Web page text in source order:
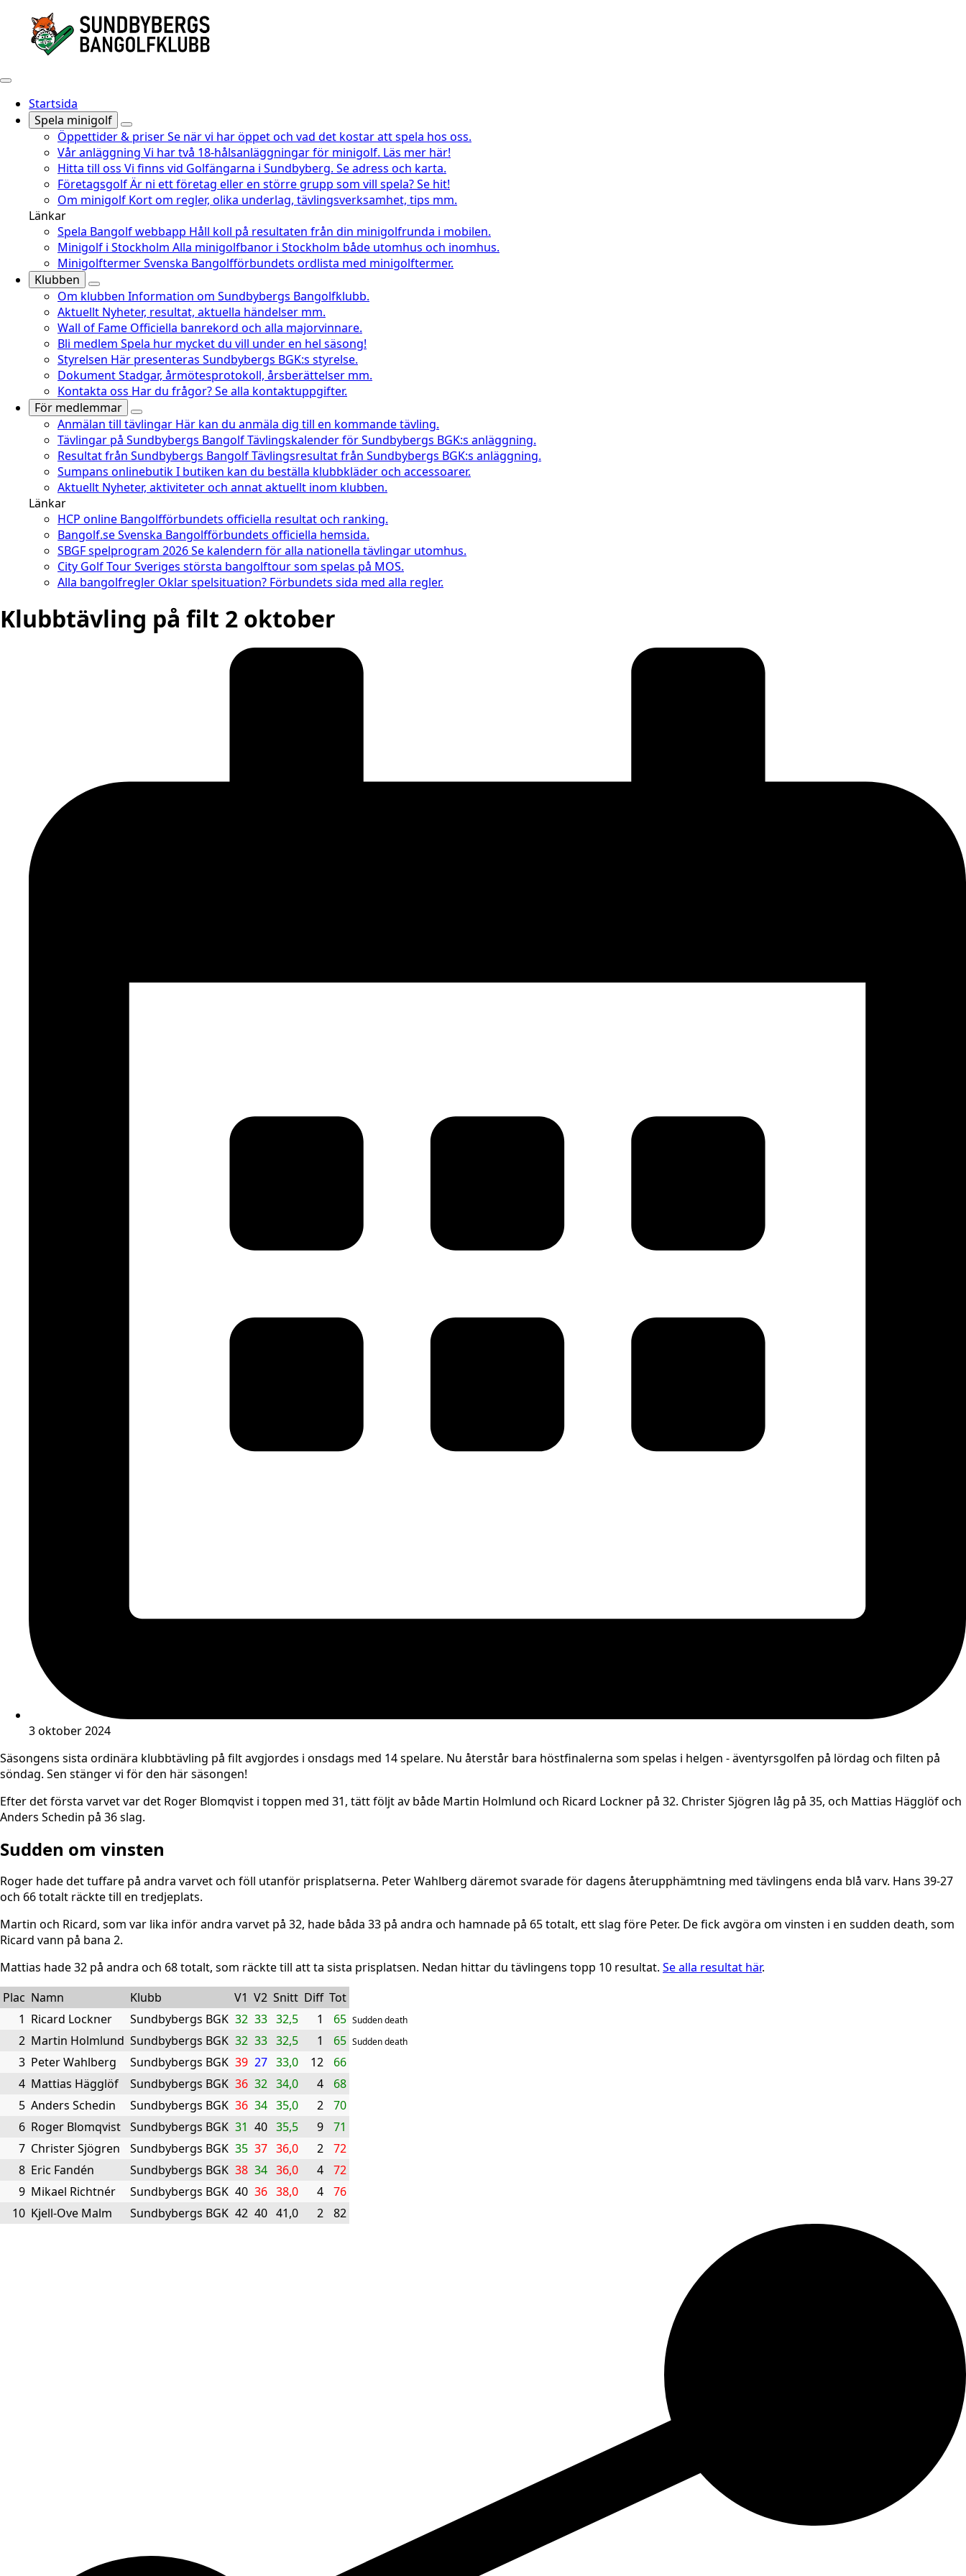
Startsida
Spela minigolf
Öppettider & priserSe när vi har öppet och vad det kostar att spela hos oss.
Vår anläggning Vi har två 18-hålsanläggningar för minigolf. Läs mer här!
Hitta till oss Vi finns vid Golfängarna i Sundbyberg. Se adress och karta.
FöretagsgolfÄr ni ett företag eller en större grupp som vill spela? Se hit!
Om minigolf Kort om regler, olika underlag, tävlingsverksamhet, tips mm.
Länkar
Spela Bangolf webbapp Håll koll på resultaten från din minigolfrunda i mobilen.
Minigolf i Stockholm Alla minigolfbanor i Stockholm både utomhus och inomhus.
MinigolftermerSvenska Bangolfförbundets ordlista med minigolftermer.
Klubben
Om klubben Information om Sundbybergs Bangolfklubb.
Aktuellt Nyheter, resultat, aktuella händelser mm.
Wall of Fame Officiella banrekord och alla majorvinnare.
Bli medlem Spela hur mycket du vill under en hel säsong!
Styrelsen Här presenteras Sundbybergs BGK:s styrelse.
DokumentStadgar, årmötesprotokoll, årsberättelser mm.
Kontakta oss Har du frågor? Se alla kontaktuppgifter.
För medlemmar
Anmälan till tävlingar Här kan du anmäla dig till en kommande tävling.
Tävlingar på Sundbybergs BangolfTävlingskalender för Sundbybergs BGK:s anläggning.
Resultat från Sundbybergs BangolfTävlingsresultat från Sundbybergs BGK:s anläggning.
Sumpans onlinebutikI butiken kan du beställa klubbkläder och accessoarer.
Aktuellt Nyheter, aktiviteter och annat aktuellt inom klubben.
Länkar
HCP online Bangolfförbundets officiella resultat och ranking.
Bangolf.seSvenska Bangolfförbundets officiella hemsida.
SBGF spelprogram 2026Se kalendern för alla nationella tävlingar utomhus.
City Golf TourSveriges största bangolftour som spelas på MOS.
Alla bangolfregler Oklar spelsituation? Förbundets sida med alla regler.
Klubbtävling på filt 2 oktober
3 oktober 2024
Säsongens sista ordinära klubbtävling på filt avgjordes i onsdags med 14 spelare. Nu återstår bara höstfinalerna som spelas i helgen - äventyrsgolfen på lördag och filten på
söndag. Sen stänger vi för den här säsongen!
Efter det första varvet var det Roger Blomqvist i toppen med 31, tätt följt av både Martin Holmlund och Ricard Lockner på 32. Christer Sjögren låg på 35, och Mattias Hägglöf och
Anders Schedin på 36 slag.
Sudden om vinsten
Roger hade det tuffare på andra varvet och föll utanför prisplatserna. Peter Wahlberg däremot svarade för dagens återupphämtning med tävlingens enda blå varv. Hans 39-27
och 66 totalt räckte till en tredjeplats.
Martin och Ricard, som var lika inför andra varvet på 32, hade båda 33 på andra och hamnade på 65 totalt, ett slag före Peter. De fick avgöra om vinsten i en sudden death, som
Ricard vann på bana 2.
Mattias hade 32 på andra och 68 totalt, som räckte till att ta sista prisplatsen. Nedan hittar du tävlingens topp 10 resultat. Se alla resultat här.
Plac Namn Klubb V1 V2 Snitt Diff Tot
1 Ricard Lockner Sundbybergs BGK 32 33 32,5 1 65 Sudden death
2 Martin Holmlund Sundbybergs BGK 32 33 32,5 1 65 Sudden death
3 Peter Wahlberg Sundbybergs BGK 39 27 33,0 12
66
4 Mattias Hägglöf Sundbybergs BGK 36 32 34,0 4
68
5 Anders Schedin Sundbybergs BGK 36 34 35,0 2
70
6 Roger Blomqvist Sundbybergs BGK 31 40 35,5 9
71
7 Christer Sjögren Sundbybergs BGK 35 37 36,0 2
72
8 Eric Fandén Sundbybergs BGK 38 34 36,0 4
72
9 Mikael Richtnér Sundbybergs BGK 40 36 38,0 4
76
10 Kjell-Ove Malm Sundbybergs BGK 42 40 41,0 2 82